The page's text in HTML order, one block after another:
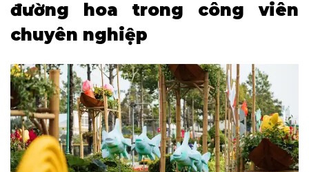
đường hoa trong công viên
chuyên nghiệp